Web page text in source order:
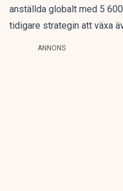
anställda globalt med 5
tidigare strategin att växa
ANNONS